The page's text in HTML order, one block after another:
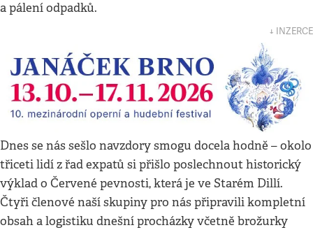
a pálení odpadků.
↓ INZERCE
Dnes se nás sešlo navzdory smogu docela hodně – okolo
třiceti lidí z řad expatů si přišlo poslechnout historický
výklad o Červené pevnosti, která je ve Starém Dillí.
Čtyři členové naší skupiny pro nás připravili kompletní
obsah a logistiku dnešní procházky včetně brožurky